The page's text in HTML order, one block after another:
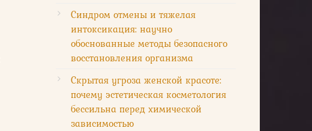
Синдром отмены и тяжелая
интоксикация: научно
обоснованные методы безопасного
восстановления организма
Скрытая угроза женской красоте:
почему эстетическая косметология
бессильна перед химической
зависимостью